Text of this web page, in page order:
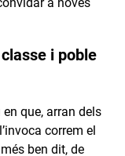
a noves
i poble
que, arran dels
correm el
ben dit, de